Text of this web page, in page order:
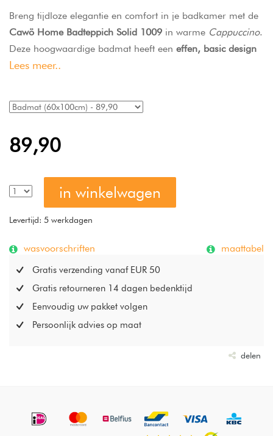
Breng tijdloze elegantie en comfort in je badkamer met de
Cawö Home Badteppich Solid 1009 in warme Cappuccino.
Deze hoogwaardige badmat heeft een effen, basic design
dat past bij diverse interieurstijlen en biedt een
achterkant, is hijwasmachine- en drogerbestendig
combineert functionaliteit met een stijlvolle uitstraling voor
Lees meer..
89,90
in winkelwagen
Levertijd: 5 werkdagen
wasvoorschriften maattabel
Gratis verzending vanaf EUR 50
Gratis retourneren 14 dagen bedenktijd
Eenvoudig uw pakket volgen
Persoonlijk advies op maat
delen